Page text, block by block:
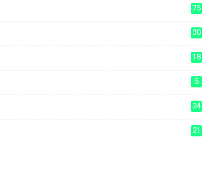
75
30
18
5
24
21